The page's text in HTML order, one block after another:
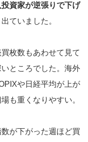
資家が逆張りで下げ
ていました。
枚数もあわせて見て
ところでした。海外
や日経平均が上が
も重くなりやすい。
が下がった週ほど買